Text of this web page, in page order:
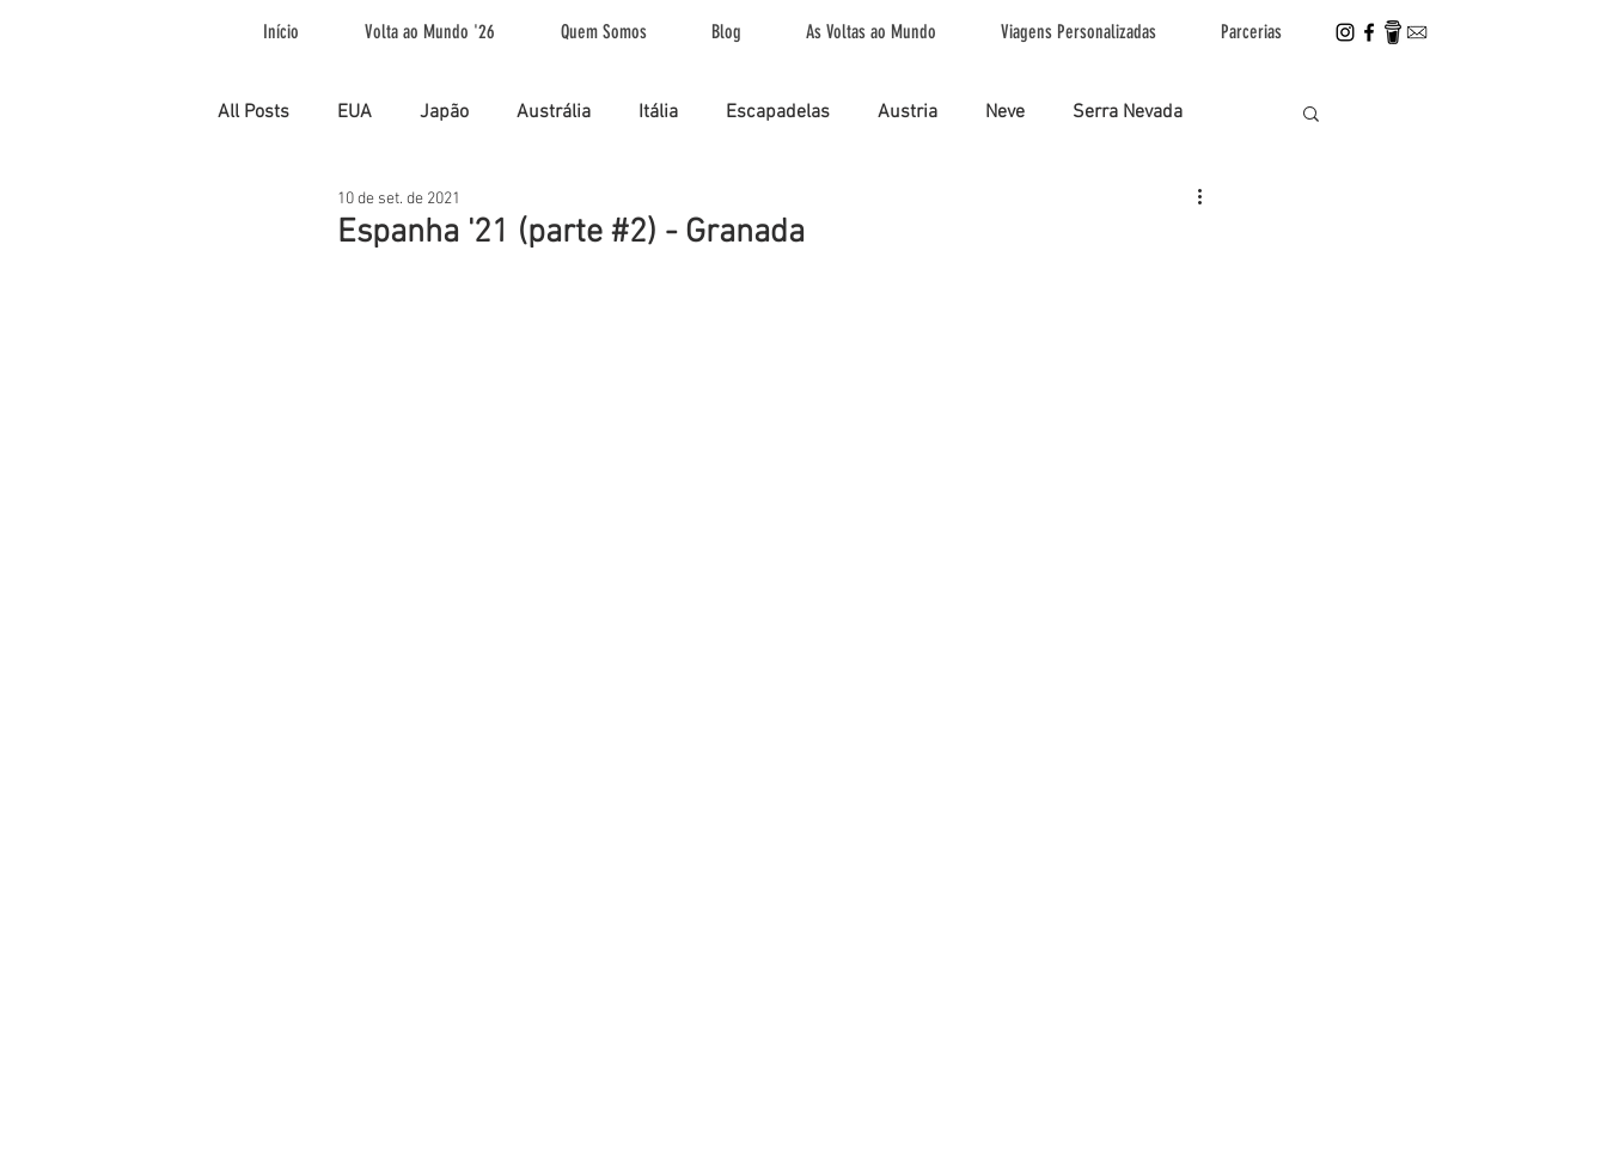
Início Volta ao Mundo '26 Quem Somos Blog As Voltas ao Mundo Viagens Personalizadas Parcerias
All Posts EUA Japão Austrália Itália Escapadelas Austria Neve Serra Nevada
França
Espanha '21 (parte #2) - Granada
10 de set. de 2021